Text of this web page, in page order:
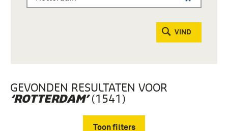
VIND
GEVONDEN RESULTATEN VOOR
‘ROTTERDAM’(1541)
Toon filters